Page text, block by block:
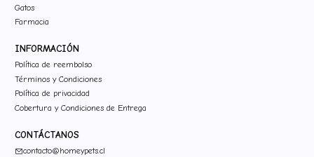
Gatos
Farmacia
INFORMACIÓN
Política de reembolso
Términos y Condiciones
Política de privacidad
Cobertura y Condiciones de Entrega
CONTÁCTANOS
contacto@homeypets.cl